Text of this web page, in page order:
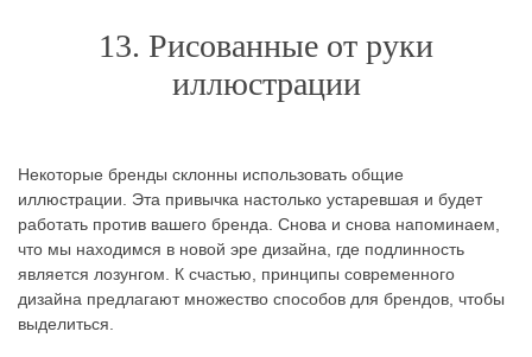
13. Рисованные от руки
иллюстрации
Некоторые бренды склонны использовать общие
иллюстрации. Эта привычка настолько устаревшая и будет
работать против вашего бренда. Снова и снова напоминаем,
что мы находимся в новой эре дизайна, где подлинность
является лозунгом. К счастью, принципы современного
дизайна предлагают множество способов для брендов, чтобы
выделиться.